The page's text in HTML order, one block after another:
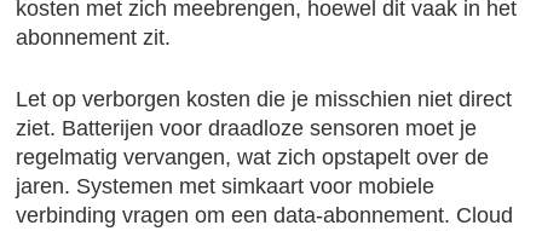
kosten met zich meebrengen, hoewel dit vaak in het
abonnement zit.
Let op verborgen kosten die je misschien niet direct
ziet. Batterijen voor draadloze sensoren moet je
regelmatig vervangen, wat zich opstapelt over de
jaren. Systemen met simkaart voor mobiele
verbinding vragen om een data-abonnement. Cloud